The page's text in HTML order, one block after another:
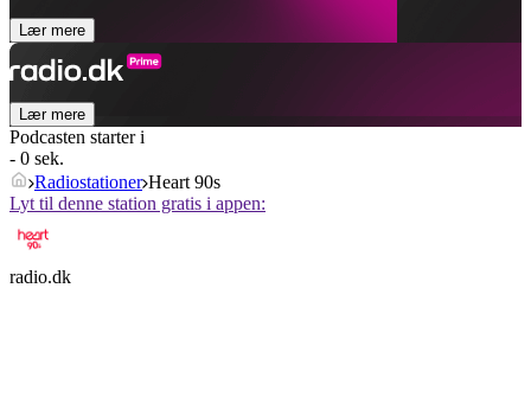
Lær mere
Lær mere
Podcasten starter i
- 0 sek.
Radiostationer Heart 90s
Lyt til denne station gratis i appen:
radio.dk